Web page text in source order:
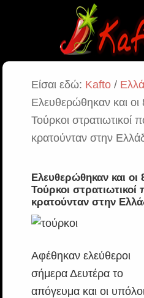
Είσαι εδώ: Kafto/
Ελευθερώθηκαν και οι
Τούρκοι στρατιωτικοί
κρατούνταν στην
Ελευθερώθηκαν και οι
Τούρκοι στρατιωτικοί
κρατούνταν στην
Αφέθηκαν ελεύθεροι
σήμερα Δευτέρα το
απόγευμα και οι